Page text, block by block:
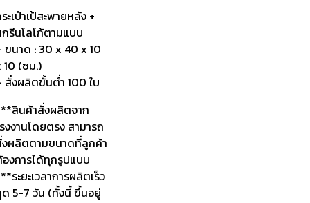
ะเป๋าเป้สะพายหลัง +
รีนโลโก้ตามแบบ
ขนาด : 30 x 40 x 10
10 (ซม.)
สั่งผลิตขั้นต่ำ 100 ใบ
สินค้าสั่งผลิตจาก
งงานโดยตรง สามารถ
ผลิตตามขนาดที่ลูกค้า
งการได้ทุกรูปแบบ
ระยะเวลาการผลิตเร็ว
5-7 วัน (ทั้งนี้ ขึ้นอยู่